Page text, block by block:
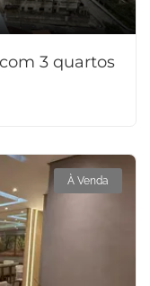
3 quartos
À Venda